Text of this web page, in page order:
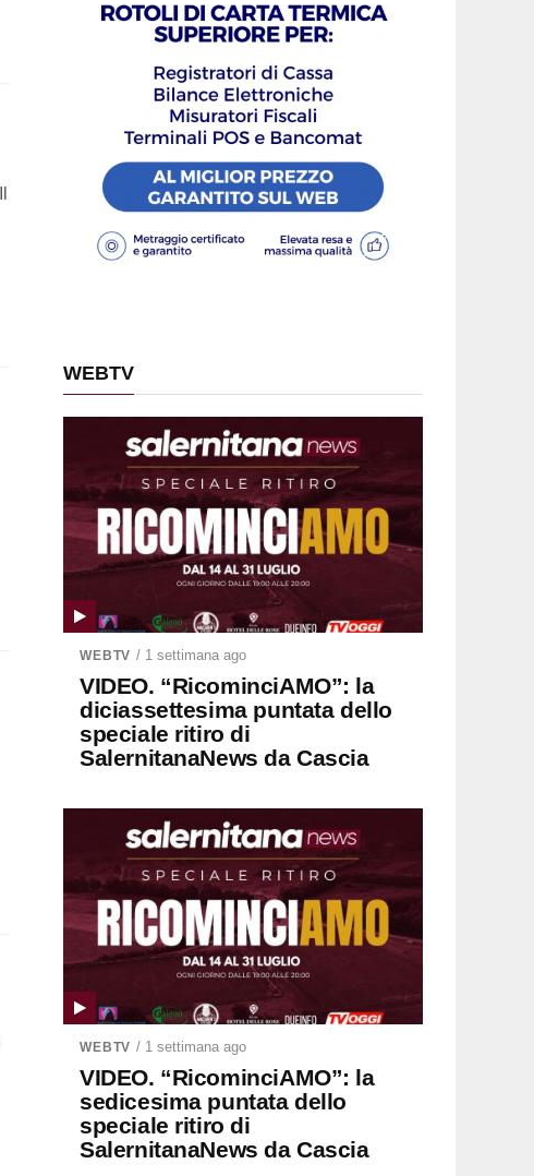
WEBTV
WEBTV / 1 settimana ago
VIDEO. “RicominciAMO”: la
diciassettesima puntata dello
speciale ritiro di
SalernitanaNews da Cascia
WEBTV / 1 settimana ago
VIDEO. “RicominciAMO”: la
sedicesima puntata dello
speciale ritiro di
SalernitanaNews da Cascia